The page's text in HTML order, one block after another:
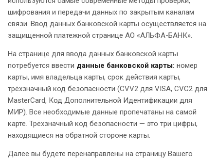
шифрования и передачи данных по закрытым каналам
связи. Ввод данных банковской карты осуществляется на
защищенной платежной странице АО «АЛЬФА-БАНК».
На странице для ввода данных банковской карты
потребуется ввести данные банковской карты: номер
карты, имя владельца карты, срок действия карты,
трёхзначный код безопасности (CVV2 для VISA, CVC2 для
MasterCard, Код Дополнительной Идентификации для
МИР). Все необходимые данные пропечатаны на самой
карте. Трёхзначный код безопасности — это три цифры,
находящиеся на обратной стороне карты.
Далее вы будете перенаправлены на страницу Вашего